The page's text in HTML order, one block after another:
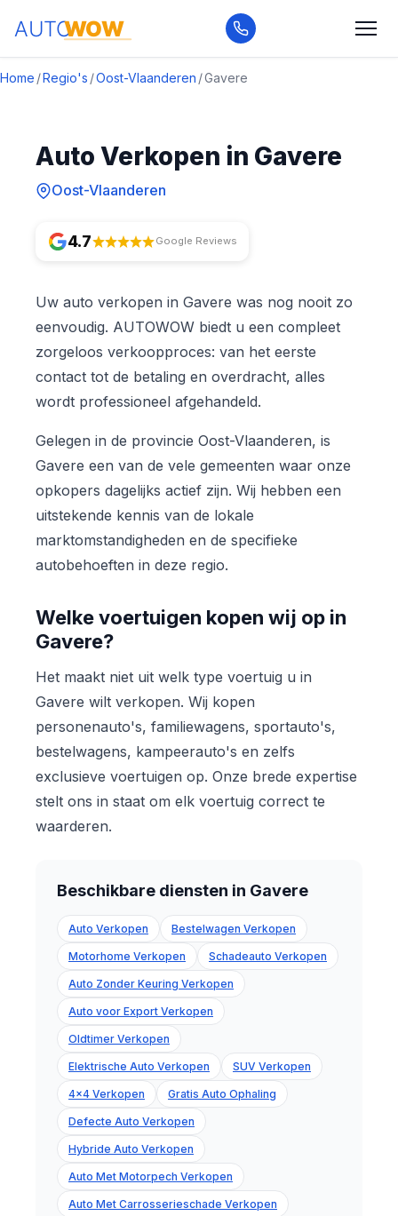
Home /Regio's /Oost-Vlaanderen /Gavere
Auto Verkopen in Gavere
Oost-Vlaanderen
4.7 Google Reviews
Uw auto verkopen in Gavere was nog nooit zo
eenvoudig. AUTOWOW biedt u een compleet
zorgeloos verkoopproces: van het eerste
contact tot de betaling en overdracht, alles
wordt professioneel afgehandeld.
Gelegen in de provincie Oost-Vlaanderen, is
Gavere een van de vele gemeenten waar onze
opkopers dagelijks actief zijn. Wij hebben een
uitstekende kennis van de lokale
marktomstandigheden en de specifieke
autobehoeften in deze regio.
Welke voertuigen kopen wij op in
Gavere?
Het maakt niet uit welk type voertuig u in
Gavere wilt verkopen. Wij kopen
personenauto's, familiewagens, sportauto's,
bestelwagens, kampeerauto's en zelfs
exclusieve voertuigen op. Onze brede expertise
stelt ons in staat om elk voertuig correct te
waarderen.
Beschikbare diensten in Gavere
Auto Verkopen Bestelwagen Verkopen
Motorhome Verkopen Schadeauto Verkopen
Auto Zonder Keuring Verkopen
Auto voor Export Verkopen
Oldtimer Verkopen
Elektrische Auto Verkopen SUV Verkopen
4x4 Verkopen Gratis Auto Ophaling
Defecte Auto Verkopen
Hybride Auto Verkopen
Auto Met Motorpech Verkopen
Auto Met Carrosserieschade Verkopen